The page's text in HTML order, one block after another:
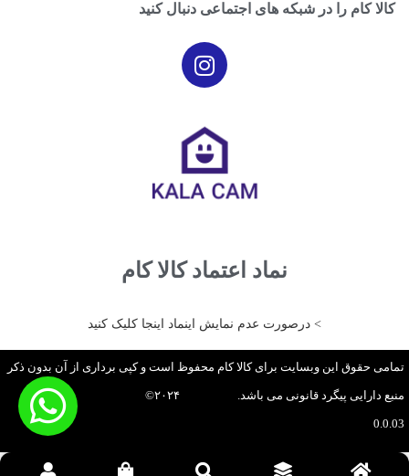
کالا کام را در شبکه های اجتماعی دنبال کنید
نماد اعتماد کالا کام
> درصورت عدم نمایش اینماد اینجا کلیک کنید
تمامی حقوق این وبسایت برای کالا کام محفوظ است و کپی برداری از آن بدون ذکر
منبع دارایی پیگرد قانونی می باشد. ۲۰۲۴© V
0.0.03